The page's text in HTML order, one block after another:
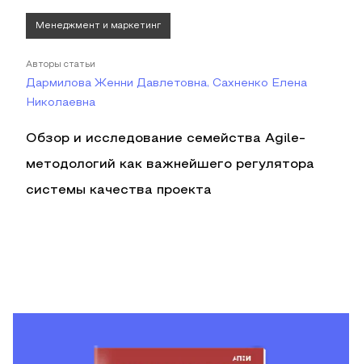
Менеджмент и маркетинг
Авторы статьи
Дармилова Женни Давлетовна, Сахненко Елена
Николаевна
Обзор и исследование семейства Agile-
методологий как важнейшего регулятора
системы качества проекта